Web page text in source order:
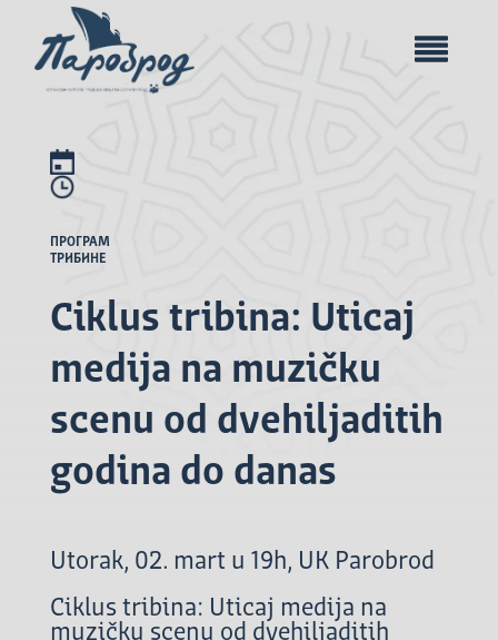
ПРОГРАМ
ТРИБИНЕ
Ciklus tribina: Uticaj
medija na muzičku
scenu od dvehiljaditih
godina do danas
Utorak, 02. mart u 19h, UK Parobrod
Ciklus tribina: Uticaj medija na
muzičku scenu od dvehiljaditih